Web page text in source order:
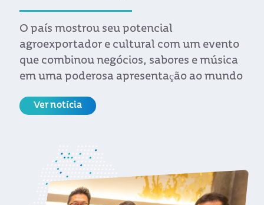
O país mostrou seu potencial
agroexportador e cultural com um evento
que combinou negócios, sabores e música
em uma poderosa apresentação ao mundo
Ver notícia